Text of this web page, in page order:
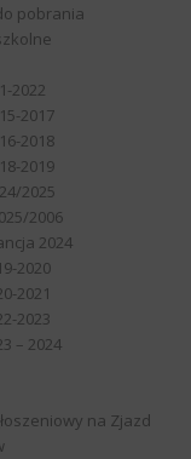
pobrania
2022
2017
2018
2019
2025
2006
2024
2020
2021
2023
– 2024
na Zjazd